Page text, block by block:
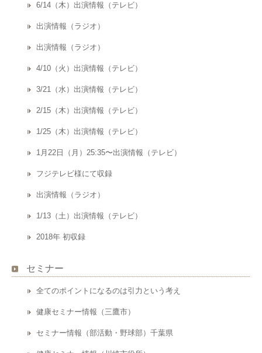
6/14（木）出演情報（テレビ）
出演情報（ラジオ）
出演情報（ラジオ）
4/10（火）出演情報（テレビ）
3/21（水）出演情報（テレビ）
2/15（木）出演情報（テレビ）
1/25（木）出演情報（テレビ）
1月22日（月）25:35〜出演情報（テレビ）
フジテレビ様にて収録
出演情報（ラジオ）
1/13（土）出演情報（テレビ）
2018年 初収録
セミナー
全てのポイントになるのは引力という考え
健康セミナー情報（三鷹市）
セミナー情報（部活動・野球部）千葉県